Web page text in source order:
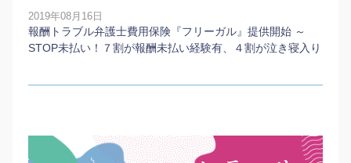
2019年08月16日
報酬トラブル弁護士費用保険『フリーガル』提供開始 ～
STOP未払い！７割が報酬未払い経験有、４割が泣き寝入り